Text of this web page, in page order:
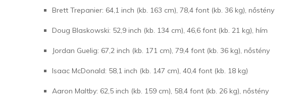
Brett Trepanier: 64,1 inch (kb. 163 cm), 78,4 font (kb. 36 kg), nőstény
Doug Blaskowski: 52,9 inch (kb. 134 cm), 46,6 font (kb. 21 kg), hím
Jordan Guelig: 67,2 inch (kb. 171 cm), 79,4 font (kb. 36 kg), nőstény
Isaac McDonald: 58,1 inch (kb. 147 cm), 40,4 font (kb. 18 kg)
Aaron Maltby: 62,5 inch (kb. 159 cm), 58,4 font (kb. 26 kg), nőstény